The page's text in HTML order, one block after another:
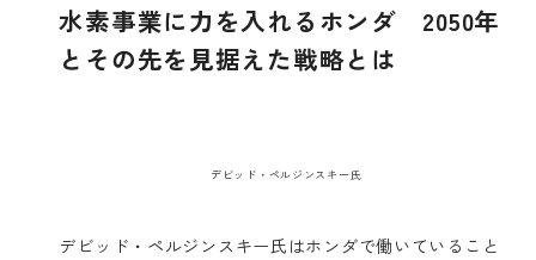
水素事業に力を入れるホンダ 2050年
とその先を見据えた戦略とは
デビッド・ペルジンスキー氏
デビッド・ペルジンスキー氏はホンダで働いていること